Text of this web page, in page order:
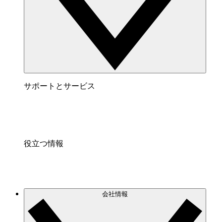
サポートとサービス
役立つ情報
会社情報